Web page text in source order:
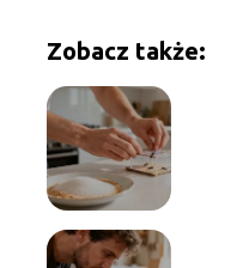
Zobacz także: